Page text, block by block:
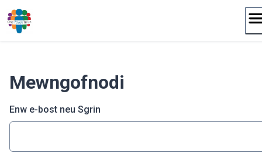
Neidio
cynnwys
Mewngofnodi
Enw e-bost neu Sgrin